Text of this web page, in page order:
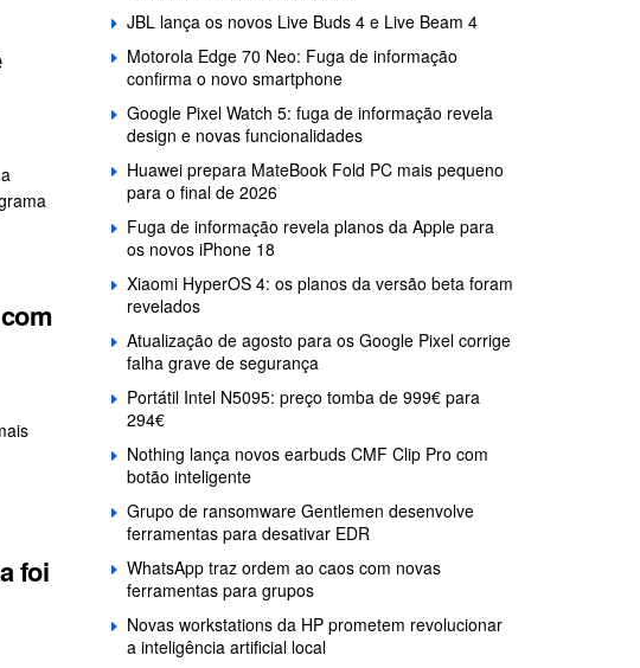
foi
JBL lança os novos Live Buds 4 e Live Beam 4
Motorola Edge 70 Neo: Fuga de informação
confirma o novo smartphone
Google Pixel Watch 5: fuga de informação revela
design e novas funcionalidades
Huawei prepara MateBook Fold PC mais pequeno
para o final de 2026
Fuga de informação revela planos da Apple para
os novos iPhone 18
Xiaomi HyperOS 4: os planos da versão beta foram
revelados
Atualização de agosto para os Google Pixel corrige
falha grave de segurança
Portátil Intel N5095: preço tomba de 999€ para
294€
Nothing lança novos earbuds CMF Clip Pro com
botão inteligente
Grupo de ransomware Gentlemen desenvolve
ferramentas para desativar EDR
WhatsApp traz ordem ao caos com novas
ferramentas para grupos
Novas workstations da HP prometem revolucionar
a inteligência artificial local